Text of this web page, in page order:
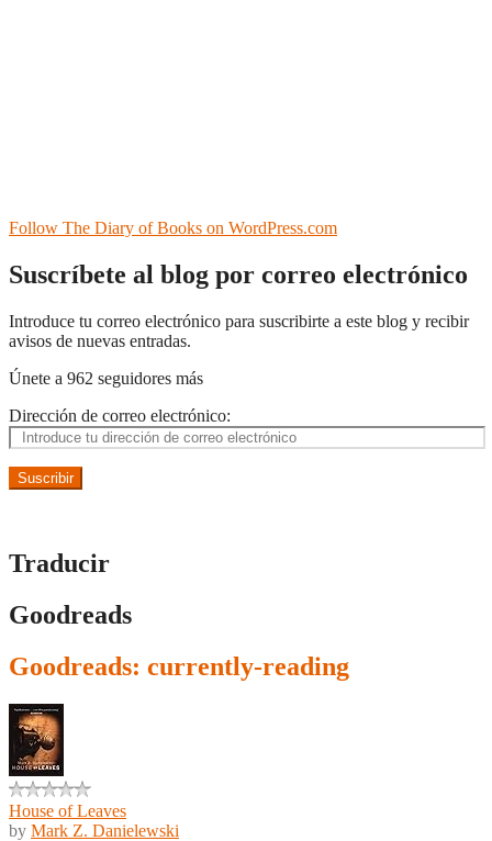
Follow The Diary of Books on WordPress.com
Suscríbete al blog por correo electrónico
Introduce tu correo electrónico para suscribirte a este blog y recibir
avisos de nuevas entradas.
Únete a 962 seguidores más
Dirección de correo electrónico:
Suscribir
Traducir
Goodreads
Goodreads: currently-reading
House of Leaves
by Mark Z. Danielewski